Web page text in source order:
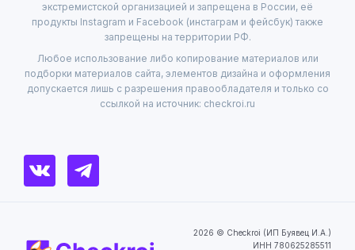
экстремистской организацией и запрещена в России, её
продукты Instagram и Facebook (инстаграм и фейсбук) также
запрещены на территории РФ.
Любое использование либо копирование материалов или
подборки материалов сайта, элементов дизайна и оформления
допускается лишь с разрешения правообладателя и только со
ссылкой на источник: checkroi.ru
2026 © Checkroi (ИП Буявец И.А.)
ИНН 780625285511